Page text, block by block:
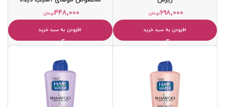
تومان۶۹۸,۰۰۰
افزودن به سبد خرید
تومان۴۴۸,۰۰۰
افزودن به سبد خرید